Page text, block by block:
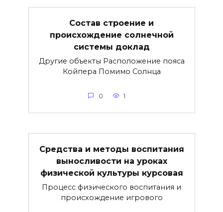
Состав строение и
происхождение солнечной
системы доклад
Другие объекты Расположение пояса
Койпера Помимо Солнца
0 1
Средства и методы воспитания
выносливости на уроках
физической культуры курсовая
Процесс физического воспитания и
происхождение игрового